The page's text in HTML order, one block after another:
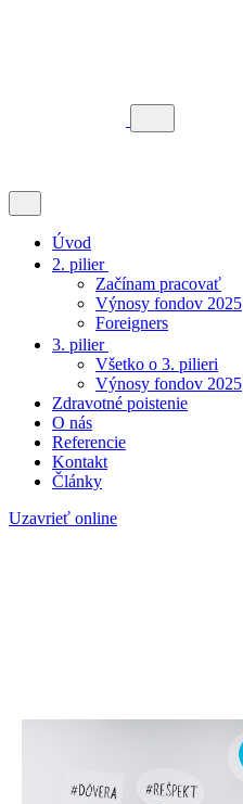
Úvod
2. pilier
Začínam pracovať
Výnosy fondov 2025
Foreigners
3. pilier
Všetko o 3. pilieri
Výnosy fondov 2025
Zdravotné poistenie
O nás
Referencie
Kontakt
Články
Uzavrieť online